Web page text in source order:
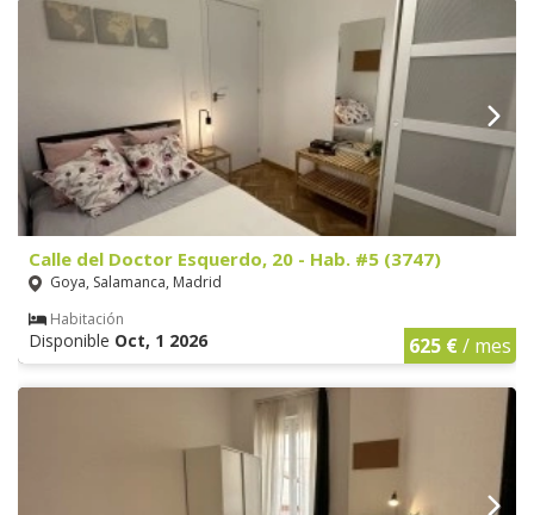
Calle del Doctor Esquerdo, 20 - Hab. #5 (3747)
Goya, Salamanca, Madrid
Habitación
Disponible Oct, 1 2026 625 €/ mes